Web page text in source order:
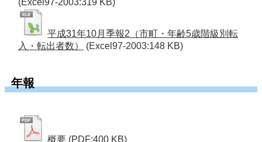
(Excel97-2003:319 KB)
平成31年10月季報2（市町・年齢5歳階級別転
入・転出者数）
(Excel97-2003:148 KB)
年報
概要 (PDF:400 KB)